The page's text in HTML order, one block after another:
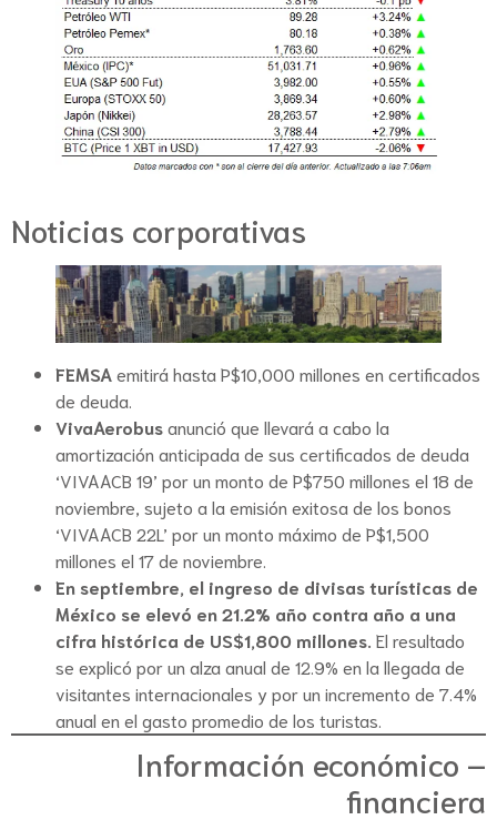
Noticias corporativas
FEMSA emitirá hasta P$10,000 millones en certificados
de deuda.
VivaAerobusanunció que llevará a cabo la
amortización anticipada de sus certificados de deuda
‘VIVAACB 19’ por un monto de P$750 millones el 18 de
noviembre, sujeto a la emisión exitosa de los bonos
‘VIVAACB 22L’ por un monto máximo de P$1,500
millones el 17 de noviembre.
En septiembre, el ingreso de divisas turísticas de
México se elevó en 21.2% año contra año a una
cifra histórica de US$1,800 millones. El resultado
se explicó por un alza anual de 12.9% en la llegada de
visitantes internacionales y por un incremento de 7.4%
anual en el gasto promedio de los turistas.
Información económico –
financiera